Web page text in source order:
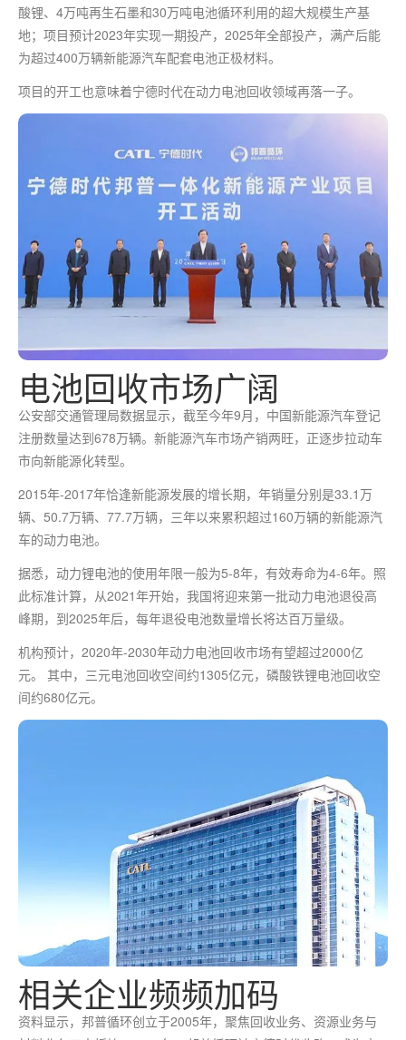
酸锂、4万吨再生石墨和30万吨电池循环利用的超大规模生产基
地；项目预计2023年实现一期投产，2025年全部投产，满产后能
为超过400万辆新能源汽车配套电池正极材料。
项目的开工也意味着宁德时代在动力电池回收领域再落一子。
电池回收市场广阔
公安部交通管理局数据显示，截至今年9月，中国新能源汽车登记
注册数量达到678万辆。新能源汽车市场产销两旺，正逐步拉动车
市向新能源化转型。
2015年-2017年恰逢新能源发展的增长期，年销量分别是33.1万
辆、50.7万辆、77.7万辆，三年以来累积超过160万辆的新能源汽
车的动力电池。
据悉，动力锂电池的使用年限一般为5-8年，有效寿命为4-6年。照
此标准计算，从2021年开始，我国将迎来第一批动力电池退役高
峰期，到2025年后，每年退役电池数量增长将达百万量级。
机构预计，2020年-2030年动力电池回收市场有望超过2000亿
元。 其中，三元电池回收空间约1305亿元，磷酸铁锂电池回收空
间约680亿元。
相关企业频频加码
资料显示，邦普循环创立于2005年，聚焦回收业务、资源业务与